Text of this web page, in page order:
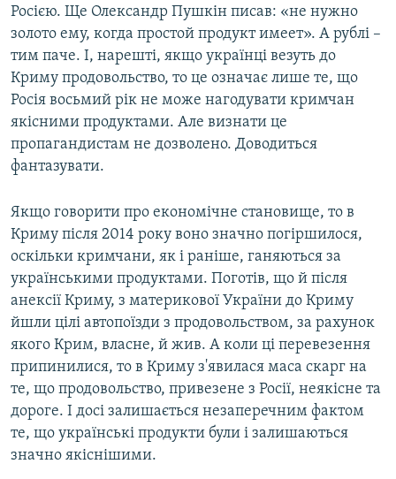
Росією. Ще Олександр Пушкін писав: «не нужно
золото ему, когда простой продукт имеет». А рублі –
тим паче. І, нарешті, якщо українці везуть до
Криму продовольство, то це означає лише те, що
Росія восьмий рік не може нагодувати кримчан
якісними продуктами. Але визнати це
пропагандистам не дозволено. Доводиться
фантазувати.
Якщо говорити про економічне становище, то в
Криму після 2014 року воно значно погіршилося,
оскільки кримчани, як і раніше, ганяються за
українськими продуктами. Поготів, що й після
анексії Криму, з материкової України до Криму
йшли цілі автопоїзди з продовольством, за рахунок
якого Крим, власне, й жив. А коли ці перевезення
припинилися, то в Криму з'явилася маса скарг на
те, що продовольство, привезене з Росії, неякісне та
дороге. І досі залишається незаперечним фактом
те, що українські продукти були і залишаються
значно якіснішими.